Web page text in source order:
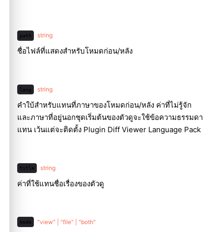
path string
ชื่อไฟล์ที่แสดงสำหรับโหมดก่อน/หลัง
lang string
คำใบ้สำหรับแทนที่ภาษาของโหมดก่อน/หลัง ค่าที่ไม่รู้จัก
และภาษาที่อยู่นอกชุดเริ่มต้นของตัวดูจะใช้ข้อความธรรมดา
แทน เว้นแต่จะติดตั้ง Plugin Diff Viewer Language Pack
title string
ค่าที่ใช้แทนชื่อเรื่องของตัวดู
mode "view" | "file" | "both"